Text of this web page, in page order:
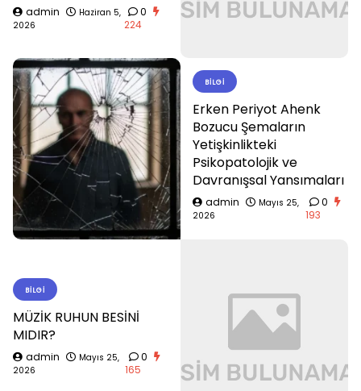
admin
Haziran 5,
2026
0
224
BILGI
Erken Periyot Ahenk
Bozucu Şemaların
Yetişkinlikteki
Psikopatolojik ve
Davranışsal Yansımaları
admin
Mayıs 25,
2026
0
193
BILGI
MÜZİK RUHUN BESİNİ
MIDIR?
admin
Mayıs 25,
2026
0
165